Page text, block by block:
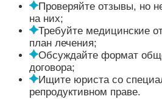
Проверяйте отзывы, но
на них;
Требуйте медицинские
план лечения;
Обсуждайте формат
договора;
Ищите юриста со
репродуктивном праве.